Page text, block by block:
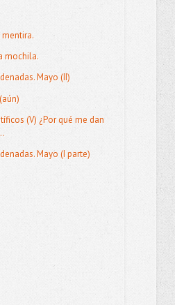
mochila.
Mayo (II)
(V) ¿Por qué me dan
Mayo (I parte)